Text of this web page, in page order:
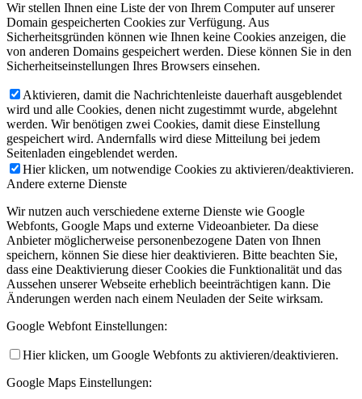
Wir stellen Ihnen eine Liste der von Ihrem Computer auf unserer
Domain gespeicherten Cookies zur Verfügung. Aus
Sicherheitsgründen können wie Ihnen keine Cookies anzeigen, die
von anderen Domains gespeichert werden. Diese können Sie in den
Sicherheitseinstellungen Ihres Browsers einsehen.
Aktivieren, damit die Nachrichtenleiste dauerhaft ausgeblendet
wird und alle Cookies, denen nicht zugestimmt wurde, abgelehnt
werden. Wir benötigen zwei Cookies, damit diese Einstellung
gespeichert wird. Andernfalls wird diese Mitteilung bei jedem
Seitenladen eingeblendet werden.
Hier klicken, um notwendige Cookies zu aktivieren/deaktivieren.
Andere externe Dienste
Wir nutzen auch verschiedene externe Dienste wie Google
Webfonts, Google Maps und externe Videoanbieter. Da diese
Anbieter möglicherweise personenbezogene Daten von Ihnen
speichern, können Sie diese hier deaktivieren. Bitte beachten Sie,
dass eine Deaktivierung dieser Cookies die Funktionalität und das
Aussehen unserer Webseite erheblich beeinträchtigen kann. Die
Änderungen werden nach einem Neuladen der Seite wirksam.
Google Webfont Einstellungen:
Hier klicken, um Google Webfonts zu aktivieren/deaktivieren.
Google Maps Einstellungen: